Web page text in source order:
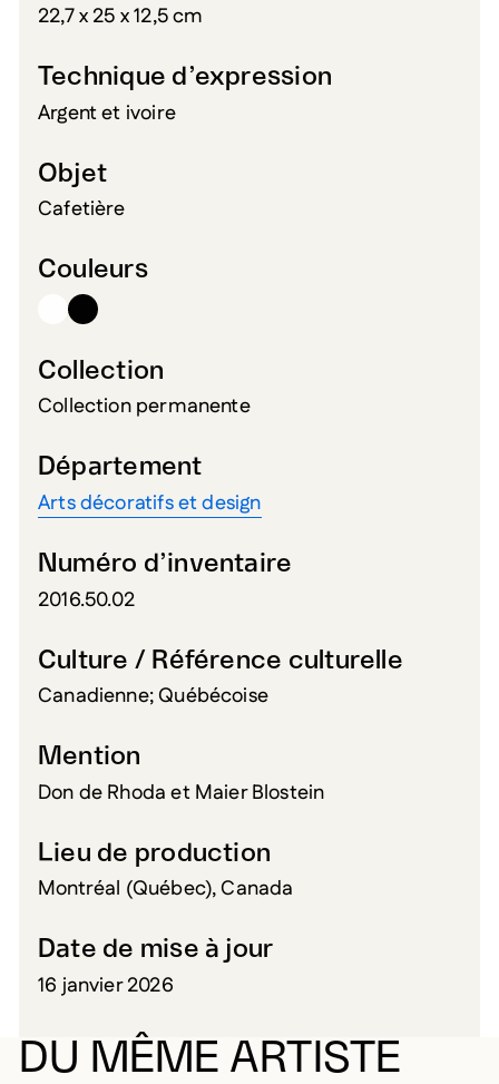
22,7 x 25 x 12,5 cm
Technique d’expression
Argent et ivoire
Objet
Cafetière
Couleurs
Collection
Collection permanente
Département
Arts décoratifs et design
Numéro d’inventaire
2016.50.02
Culture / Référence culturelle
Canadienne; Québécoise
Mention
Don de Rhoda et Maier Blostein
Lieu de production
Montréal (Québec), Canada
Date de mise à jour
16 janvier 2026
DU MÊME ARTISTE